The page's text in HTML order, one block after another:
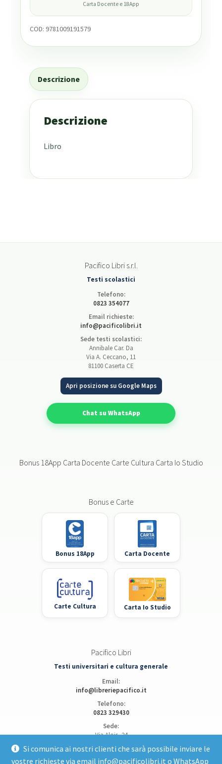
Si comunica ai nostri clienti che sarà possibile inviare le
vostre richieste via email info@pacificolibri.it o WhatsApp
Carta Docente e 18App
COD: 9781009191579
Descrizione
Descrizione
Libro
Pacifico Libri s.r.l.
Testi scolastici
Telefono:
0823 354077
Email richieste:
info@pacificolibri.it
Sede testi scolastici:
Annibale Car. Da
Via A. Ceccano, 11
81100 Caserta CE
Apri posizione su Google Maps
Chat su WhatsApp
Bonus 18App Carta Docente Carte Cultura Carta Io Studio
Bonus e Carte
Bonus 18App Carta Docente
Carte Cultura Carta Io Studio
Pacifico Libri
Testi universitari e cultura generale
Email:
info@libreriepacifico.it
Telefono:
0823 329430
Sede:
Via Alois, 24
81100 Caserta